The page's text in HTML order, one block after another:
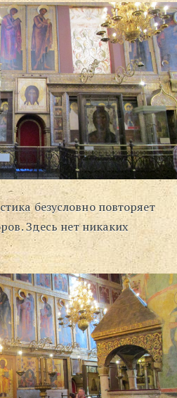
безусловно повторяет
Здесь нет никаких